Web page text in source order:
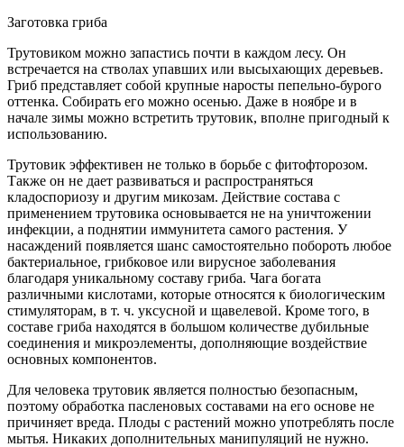
Заготовка гриба
Трутовиком можно запастись почти в каждом лесу. Он
встречается на стволах упавших или высыхающих деревьев.
Гриб представляет собой крупные наросты пепельно-бурого
оттенка. Собирать его можно осенью. Даже в ноябре и в
начале зимы можно встретить трутовик, вполне пригодный к
использованию.
Трутовик эффективен не только в борьбе с фитофторозом.
Также он не дает развиваться и распространяться
кладоспориозу и другим микозам. Действие состава с
применением трутовика основывается не на уничтожении
инфекции, а поднятии иммунитета самого растения. У
насаждений появляется шанс самостоятельно побороть любое
бактериальное, грибковое или вирусное заболевания
благодаря уникальному составу гриба. Чага богата
различными кислотами, которые относятся к биологическим
стимуляторам, в т. ч. уксусной и щавелевой. Кроме того, в
составе гриба находятся в большом количестве дубильные
соединения и микроэлементы, дополняющие воздействие
основных компонентов.
Для человека трутовик является полностью безопасным,
поэтому обработка пасленовых составами на его основе не
причиняет вреда. Плоды с растений можно употреблять после
мытья. Никаких дополнительных манипуляций не нужно.